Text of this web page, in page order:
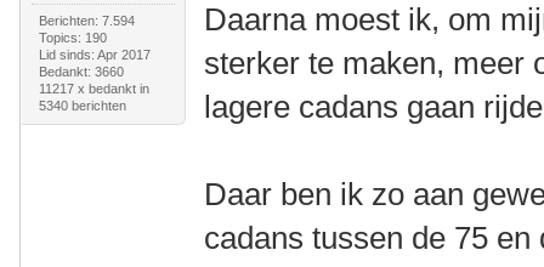
Berichten: 7.594
Topics: 190
Lid sinds: Apr 2017
Bedankt: 3660
11217 x bedankt in
5340 berichten
Daarna moest ik, om
sterker te maken, meer
lagere cadans gaan
Daar ben ik zo aan
cadans tussen de 75 en